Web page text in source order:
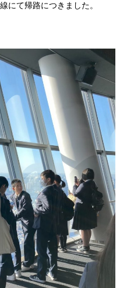
にて帰路につきました。